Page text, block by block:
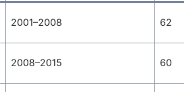
2001–2008 62
2008–2015 60